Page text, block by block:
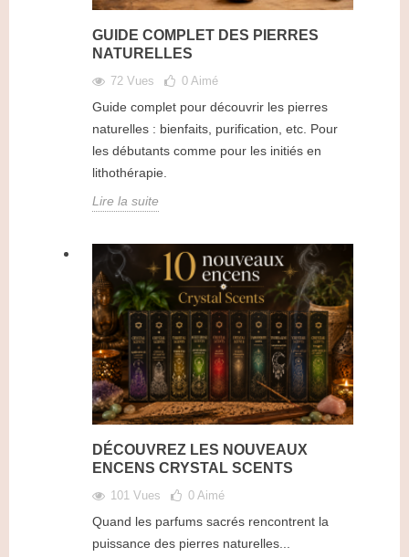
GUIDE COMPLET DES PIERRES
NATURELLES
72 Vues 0 Aimé
Guide complet pour découvrir les pierres
naturelles : bienfaits, purification, etc. Pour
les débutants comme pour les initiés en
lithothérapie.
Lire la suite
DÉCOUVREZ LES NOUVEAUX
ENCENS CRYSTAL SCENTS
101 Vues 0 Aimé
Quand les parfums sacrés rencontrent la
puissance des pierres naturelles...